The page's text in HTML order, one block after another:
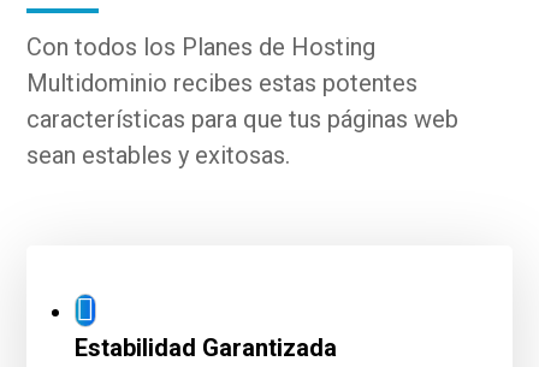
Con todos los Planes de Hosting
Multidominio recibes estas potentes
características para que tus páginas web
sean estables y exitosas.
Estabilidad Garantizada